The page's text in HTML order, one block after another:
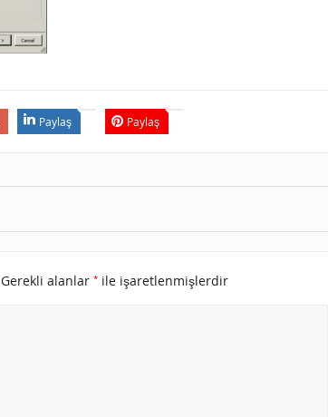
Paylaş Paylaş
Gerekli alanlar * ile işaretlenmişlerdir